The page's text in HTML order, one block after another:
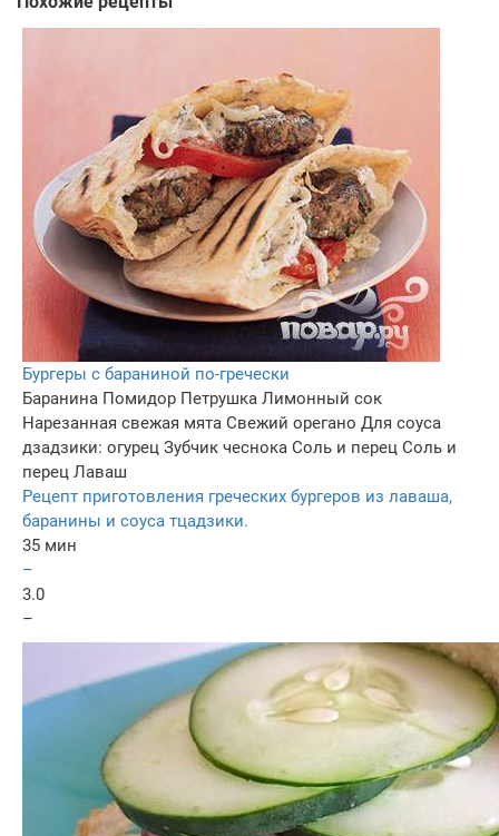
Бургеры с бараниной по-гречески
Баранина Помидор Петрушка Лимонный сок
Нарезанная свежая мята Свежий орегано Для соуса
дзадзики: огурец Зубчик чеснока Соль и перец Соль и
перец Лаваш
Рецепт приготовления греческих бургеров из лаваша,
баранины и соуса тцадзики.
35 мин
–
3.0
–